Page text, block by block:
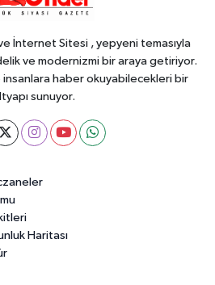
İnternet Sitesi , yepyeni temasıyla
ve modernizmi bir araya getiriyor.
insanlara haber okuyabilecekleri bir
sunuyor.
Haritası